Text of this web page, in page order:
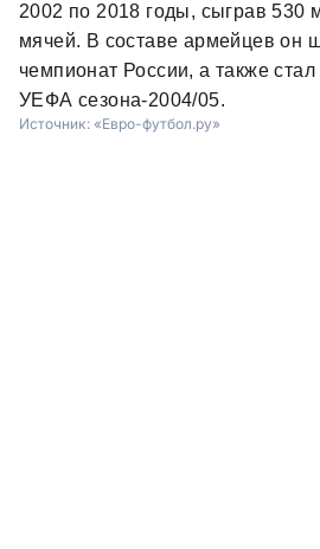
2002 по 2018 годы, сыграв 530
мячей. В составе армейцев он
чемпионат России, а также
УЕФА сезона-2004/05.
Источник: «Евро-футбол.ру»